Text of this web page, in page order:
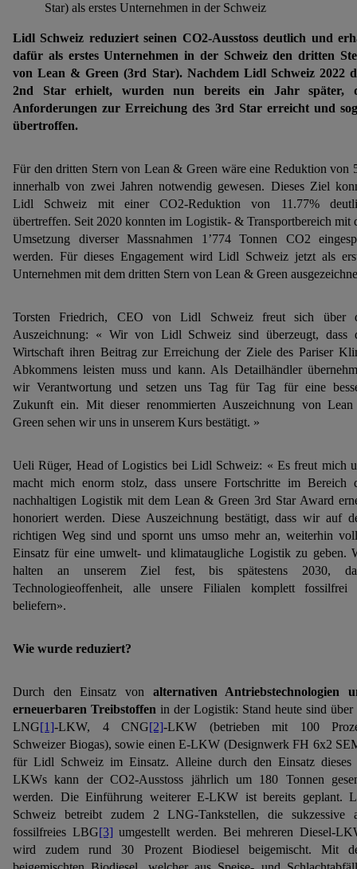
Star) als erstes Unternehmen in der Schweiz
Lidl Schweiz reduziert seinen CO2-Ausstoss deutlich und
dafür als erstes Unternehmen in der Schweiz den dritten
von Lean & Green (3rd Star). Nachdem Lidl Schweiz 2022
2nd Star erhielt, wurden nun bereits ein Jahr später,
Anforderungen zur Erreichung des 3rd Star erreicht und
übertroffen.
Für den dritten Stern von Lean & Green wäre eine Reduktion von
innerhalb von zwei Jahren notwendig gewesen. Dieses Ziel
Lidl Schweiz mit einer CO2-Reduktion von 11.77%
übertreffen. Seit 2020 konnten im Logistik- & Transportbereich mit
Umsetzung diverser Massnahmen 1’774 Tonnen CO2
werden. Für dieses Engagement wird Lidl Schweiz jetzt als
Unternehmen mit dem dritten Stern von Lean & Green
Torsten Friedrich, CEO von Lidl Schweiz freut sich über
Auszeichnung: « Wir von Lidl Schweiz sind überzeugt, dass
Wirtschaft ihren Beitrag zur Erreichung der Ziele des Pariser
Abkommens leisten muss und kann. Als Detailhändler
wir Verantwortung und setzen uns Tag für Tag für eine
Zukunft ein. Mit dieser renommierten Auszeichnung von
Green sehen wir uns in unserem Kurs bestätigt. »
Ueli Rüger, Head of Logistics bei Lidl Schweiz: « Es freut mich
macht mich enorm stolz, dass unsere Fortschritte im Bereich
nachhaltigen Logistik mit dem Lean & Green 3rd Star Award
honoriert werden. Diese Auszeichnung bestätigt, dass wir auf
richtigen Weg sind und spornt uns umso mehr an, weiterhin
Einsatz für eine umwelt- und klimataugliche Logistik zu geben.
halten an unserem Ziel fest, bis spätestens 2030,
Technologieoffenheit, alle unsere Filialen komplett fossilfrei
beliefern».
Wie wurde reduziert?
Durch den Einsatz von alternativen Antriebstechnologien
erneuerbaren Treibstoffen in der Logistik: Stand heute sind über
LNG[1]-LKW, 4 CNG[2]-LKW (betrieben mit 100
Schweizer Biogas), sowie einen E-LKW (Designwerk FH 6x2
für Lidl Schweiz im Einsatz. Alleine durch den Einsatz dieses
LKWs kann der CO2-Ausstoss jährlich um 180 Tonnen
werden. Die Einführung weiterer E-LKW ist bereits geplant.
Schweiz betreibt zudem 2 LNG-Tankstellen, die sukzessive
fossilfreies LBG[3] umgestellt werden. Bei mehreren Diesel-
wird zudem rund 30 Prozent Biodiesel beigemischt. Mit